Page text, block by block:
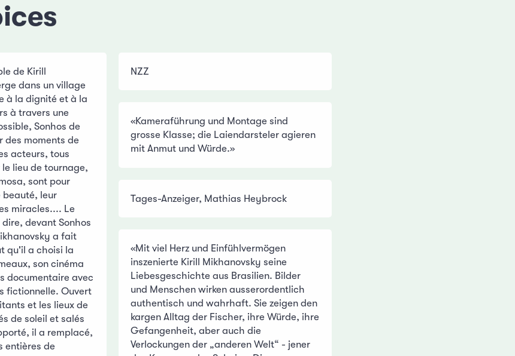
de Kirill
dans un village
à la dignité et à la
à travers une
Sonhos de
des moments de
acteurs, tous
lieu de tournage,
sont pour
beauté, leur
miracles.... Le
devant Sonhos
a fait
qu'il a choisi la
son cinéma
documentaire avec
fictionnelle. Ouvert
et les lieux de
de soleil et salés
il a remplacé,
entières de
NZZ
«Kameraführung und Montage sind
grosse Klasse; die Laiendarsteler agieren
mit Anmut und Würde.»
Tages-Anzeiger, Mathias Heybrock
«Mit viel Herz und Einfühlvermögen
inszenierte Kirill Mikhanovsky seine
Liebesgeschichte aus Brasilien. Bilder
und Menschen wirken ausserordentlich
authentisch und wahrhaft. Sie zeigen den
kargen Alltag der Fischer, ihre Würde, ihre
Gefangenheit, aber auch die
Verlockungen der „anderen Welt“ - jener